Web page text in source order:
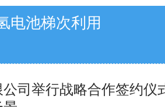
电池梯次利用
司举行战略合作签约仪